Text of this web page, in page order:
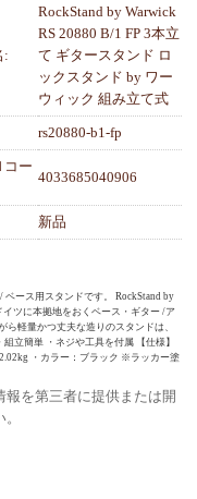
:
RockStand by Warwick
RS 20880 B/1 FP 3本立
て ギタースタンド ロ
ックスタンド by ワー
ウィック 組み立て式
rs20880-b1-fp
コー
4033685040906
新品
ース用スタンドです。 RockStand by
イツに本拠地をおくベース・ギター /ア
軽量かつ丈夫な造りのスタンドは、
立簡単 ・ネジや工具を付属 【仕様】
・カラー：ブラック ※ラッカー塗
を第三者に提供または開